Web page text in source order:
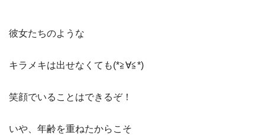
彼女たちのような
キラメキは出せなくても(*≧∀≦*)
笑顔でいることはできるぞ！
いや、年齢を重ねたからこそ